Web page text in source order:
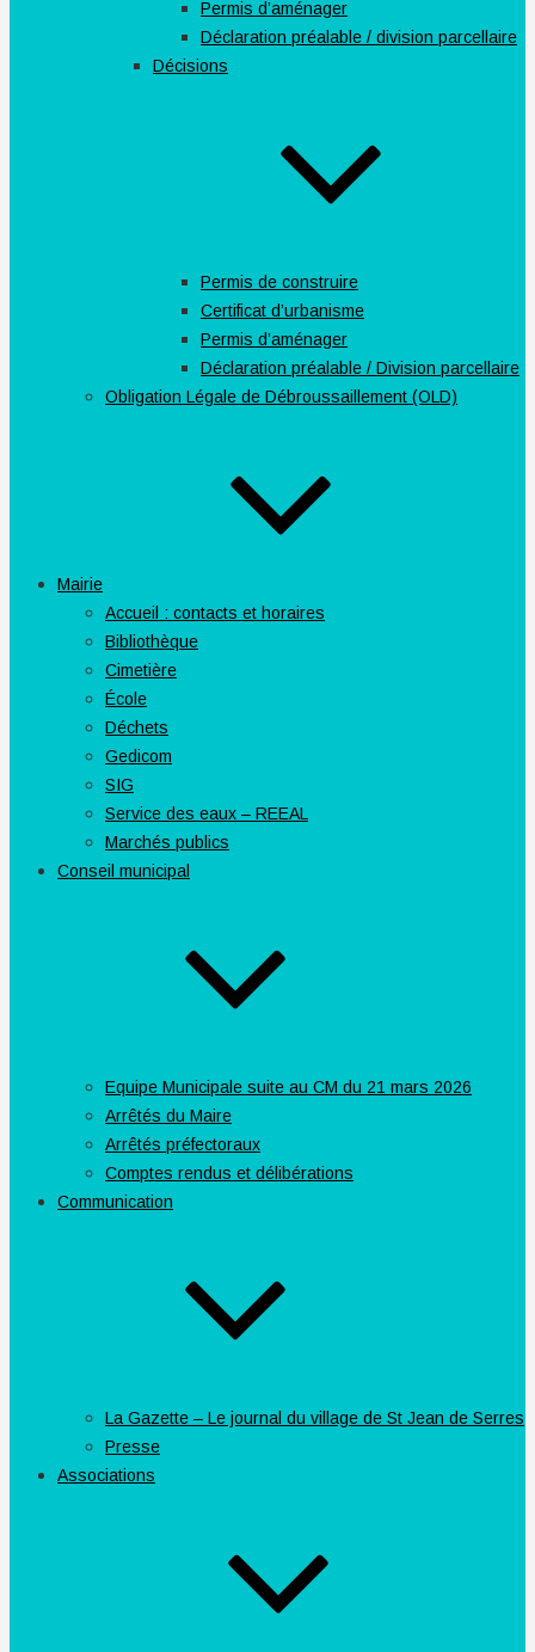
Permis d’aménager
Déclaration préalable / division parcellaire
Décisions
Permis de construire
Certificat d’urbanisme
Permis d’aménager
Déclaration préalable / Division parcellaire
Obligation Légale de Débroussaillement (OLD)
Mairie
Accueil : contacts et horaires
Bibliothèque
Cimetière
École
Déchets
Gedicom
SIG
Service des eaux – REEAL
Marchés publics
Conseil municipal
Equipe Municipale suite au CM du 21 mars 2026
Arrêtés du Maire
Arrêtés préfectoraux
Comptes rendus et délibérations
Communication
La Gazette – Le journal du village de St Jean de Serres
Presse
Associations